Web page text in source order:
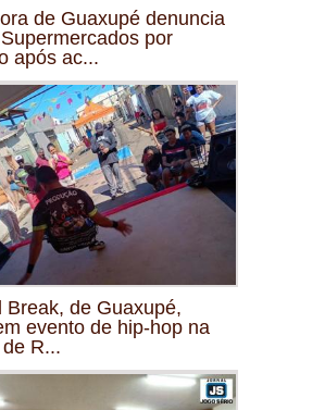
de Guaxupé denuncia
por
após ac...
Break, de Guaxupé,
evento de hip-hop na
R...